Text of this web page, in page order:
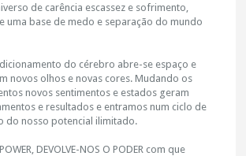
de carência escassez e sofrimento,
uma base de medo e separação do mundo
do cérebro abre-se espaço e
novos olhos e novas cores. Mudando os
novos sentimentos e estados geram
e resultados e entramos num ciclo de
do nosso potencial ilimitado.
DEVOLVE-NOS O PODER com que